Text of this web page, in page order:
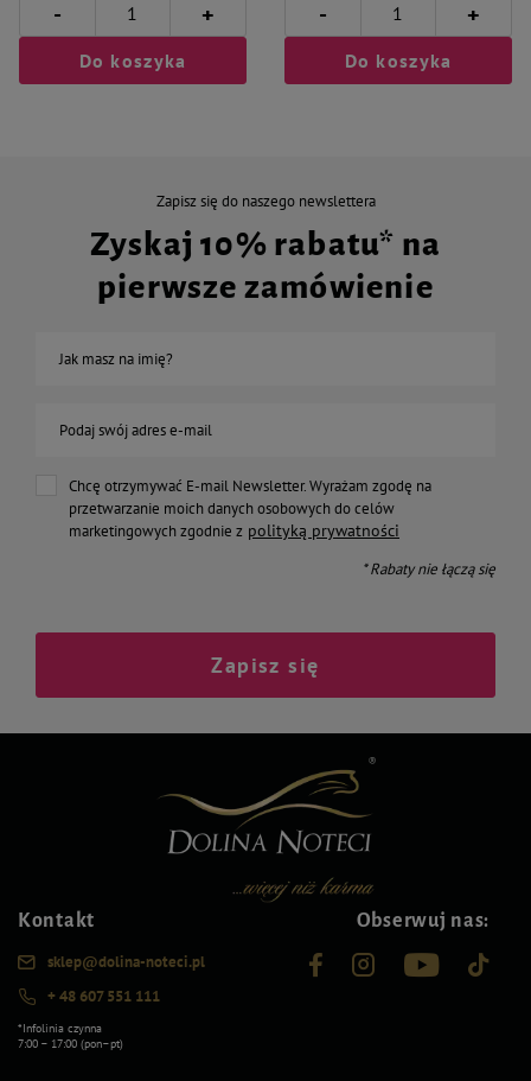
- +
Do koszyka
- +
Do koszyka
Zapisz się do naszego newslettera
Zyskaj 10% rabatu* na
pierwsze zamówienie
Jak masz na imię?
Podaj swój adres e-mail
Chcę otrzymywać E-mail Newsletter. Wyrażam zgodę na
przetwarzanie moich danych osobowych do celów
marketingowych zgodnie z polityką prywatności
* Rabaty nie łączą się
Zapisz się
Kontakt
sklep@dolina-noteci.pl
+ 48 607 551 111
*Infolinia czynna
7:00 – 17:00 (pon–pt)
Obserwuj nas: